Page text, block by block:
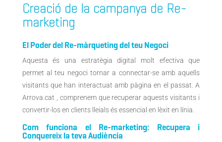
Creació de la campanya de Re-
marketing
El Poder del Re-màrqueting del teu Negoci
Aquesta és una estratègia digital molt efectiva que
permet al teu negoci tornar a connectar-se amb aquells
visitants que han interactuat amb pàgina en el passat. A
Arrova.cat , comprenem que recuperar aquests visitants i
convertir-los en clients lleials és essencial en lèxit en línia.
Com funciona el Re-marketing: Recupera i
Conquereix la teva Audiència